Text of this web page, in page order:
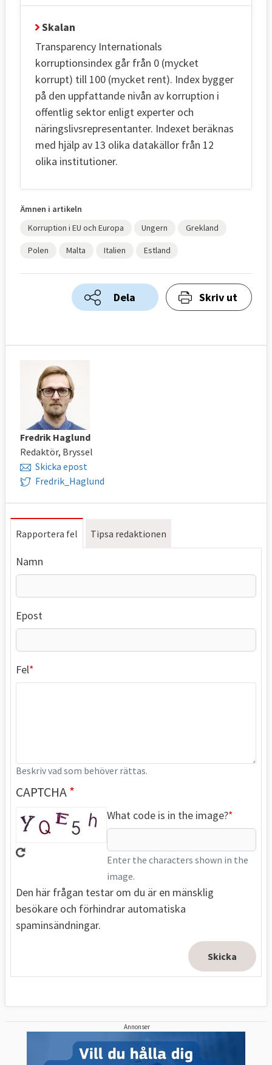
Skalan
Transparency Internationals
korruptionsindex går från 0 (mycket
korrupt) till 100 (mycket rent). Index bygger
på den uppfattande nivån av korruption i
offentlig sektor enligt experter och
näringslivsrepresentanter. Indexet beräknas
med hjälp av 13 olika datakällor från 12
olika institutioner.
Ämnen i artikeln
Korruption i EU och Europa
Ungern Grekland
Polen Malta Italien Estland
Dela Skriv ut
Fredrik Haglund
Redaktör, Bryssel
Skicka epost
Fredrik_Haglund
Rapportera fel Tipsa redaktionen
Namn
Epost
Fel
Beskriv vad som behöver rättas.
CAPTCHA
What code is in the image?
Enter the characters shown in the
image.
Den här frågan testar om du är en mänsklig
besökare och förhindrar automatiska
spaminsändningar.
Annonser